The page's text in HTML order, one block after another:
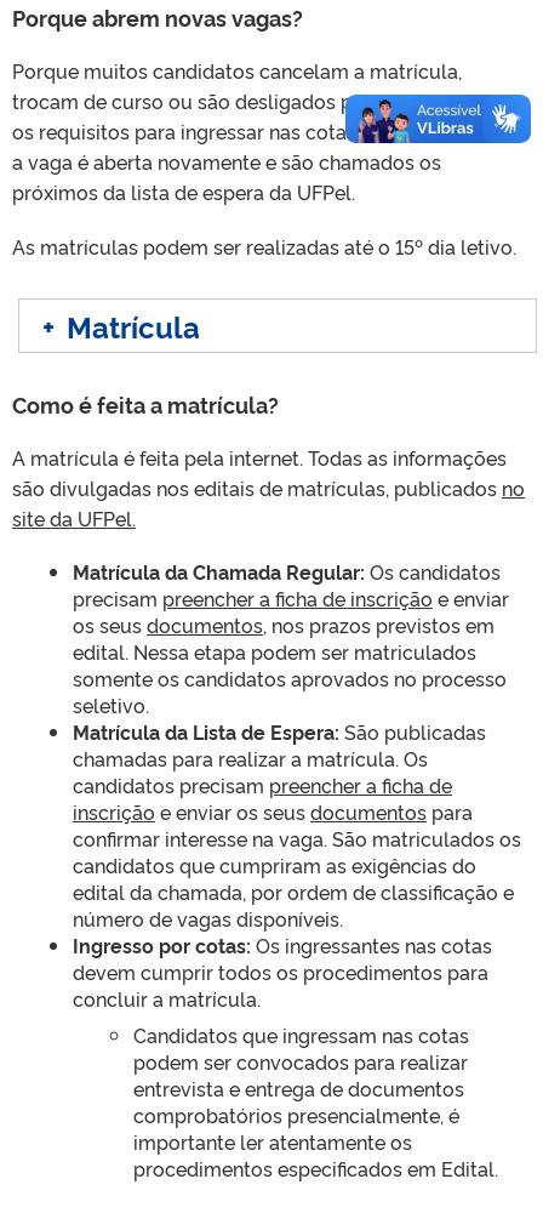
Porque abrem novas vagas?
Porque muitos candidatos cancelam a matrícula,
trocam de curso ou são desligados por não cumprirem
os requisitos para ingressar nas cotas. Automaticamente
a vaga é aberta novamente e são chamados os
próximos da lista de espera da UFPel.
As matrículas podem ser realizadas até o 15º dia letivo.
+ Matrícula
Como é feita a matrícula?
A matrícula é feita pela internet. Todas as informações
são divulgadas nos editais de matrículas, publicados no
site da UFPel.
Matrícula da Chamada Regular: Os candidatos
precisam preencher a ficha de inscrição e enviar
os seusdocumentos, nos prazos previstos em
edital. Nessa etapa podem ser matriculados
somente os candidatos aprovados no processo
seletivo.
Matrícula da Lista de Espera: São publicadas
chamadas para realizar a matrícula. Os
candidatos precisam preencher a ficha de
inscrição e enviar os seusdocumentos para
confirmar interesse na vaga. São matriculados os
candidatos que cumpriram as exigências do
edital da chamada, por ordem de classificação e
número de vagas disponíveis.
Ingresso por cotas: Os ingressantes nas cotas
devem cumprir todos os procedimentos para
concluir a matrícula.
Candidatos que ingressam nas cotas
podem ser convocados para realizar
entrevista e entrega de documentos
comprobatórios presencialmente, é
importante ler atentamente os
procedimentos especificados em Edital.